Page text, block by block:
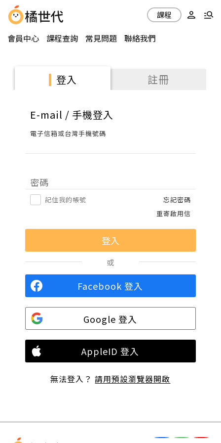
會員中心 課程查詢 常見問題 聯絡我們
課程
登入 註冊
E-mail / 手機登入
電子信箱或台灣手機號碼
密碼
記住我的帳號
忘記密碼
重寄啟用信
或
Facebook 登入
Google 登入
AppleID 登入
無法登入？請用預設瀏覽器開啟